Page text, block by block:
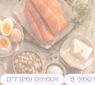
ויטמיני B ויטמינים ומינרלים